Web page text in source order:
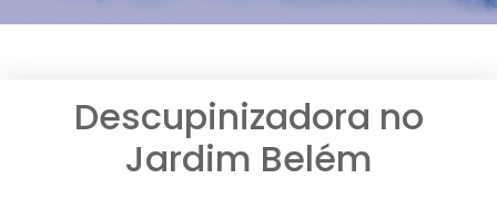
Descupinizadora no
Jardim Belém